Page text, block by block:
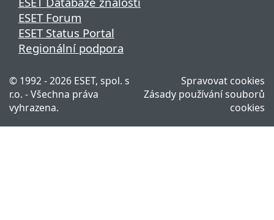
ESET Forum
ESET Status Portal
Regionální podpora
© 1992 - 2026 ESET, spol. s
r.o. - Všechna práva
vyhrazena.
Spravovat cookies
Zásady používání souborů
cookies